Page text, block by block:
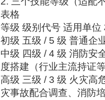
表格
等级 级别代号 适用单位
初级 五级 / 5 级 普通企
中级 四级 / 4 级 消防安
度搭建（行业主流持证
高级 三级 / 3 级 火灾高
灾事故配合调查、消防